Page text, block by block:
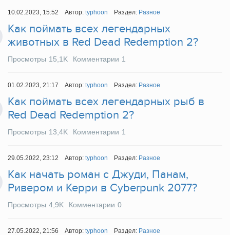
10.02.2023, 15:52 Автор: typhoon Раздел: Разное
Как поймать всех легендарных
животных в Red Dead Redemption 2?
Просмотры 15,1K Комментарии 1
01.02.2023, 21:17 Автор: typhoon Раздел: Разное
Как поймать всех легендарных рыб в
Red Dead Redemption 2?
Просмотры 13,4K Комментарии 1
29.05.2022, 23:12 Автор: typhoon Раздел: Разное
Как начать роман с Джуди, Панам,
Ривером и Керри в Cyberpunk 2077?
Просмотры 4,9K Комментарии 0
27.05.2022, 21:56 Автор: typhoon Раздел: Разное